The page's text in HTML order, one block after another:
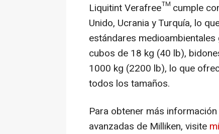
Liquitint Verafree™ cumple
Unido, Ucrania y Turquía, lo
estándares
cubos de 18 kg (40 lb),
1000 kg (2200 lb), lo que
todos los tamaños.
Para obtener más
avanzadas de Milliken, visite